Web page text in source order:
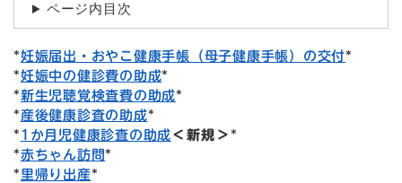
ページ内目次
*妊娠届出・おやこ健康手帳（母子健康手帳）の交付*
*妊娠中の健診費の助成*
*新生児聴覚検査費の助成*
* 産後健康診査の助成*
* 1か月児健康診査の助成 ＜新規＞ *
*赤ちゃん訪問*
* 里帰り出産*